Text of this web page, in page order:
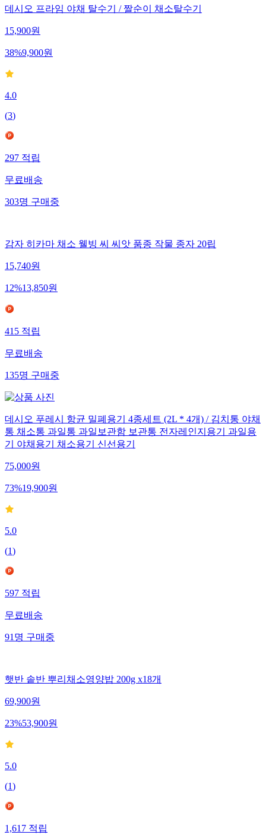
데시오 프라임 야채 탈수기 / 짤순이 채소탈수기
15,900원
38%9,900원
4.0
(3)
297적립
무료배송
303명구매중
감자 히카마 채소 웰빙 씨 씨앗 품종 작물 종자 20립
15,740원
12%13,850원
415적립
무료배송
135명구매중
데시오 푸레시 항균 밀폐용기 4종세트 (2L * 4개) / 김치통 야채
통 채소통 과일통 과일보관함 보관통 전자레인지용기 과일용
기 야채용기 채소용기 신선용기
75,000원
73%19,900원
5.0
(1)
597적립
무료배송
91명구매중
햇반 솥반 뿌리채소영양밥 200g x18개
69,900원
23%53,900원
5.0
(1)
1,617적립